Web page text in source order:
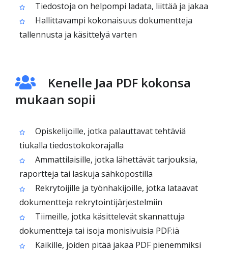
Tiedostoja on helpompi ladata, liittää ja jakaa
Hallittavampi kokonaisuus dokumentteja
tallennusta ja käsittelyä varten
Kenelle Jaa PDF kokonsa
mukaan sopii
Opiskelijoille, jotka palauttavat tehtäviä
tiukalla tiedostokokorajalla
Ammattilaisille, jotka lähettävät tarjouksia,
raportteja tai laskuja sähköpostilla
Rekrytoijille ja työnhakijoille, jotka lataavat
dokumentteja rekrytointijärjestelmiin
Tiimeille, jotka käsittelevät skannattuja
dokumentteja tai isoja monisivuisia PDF:iä
Kaikille, joiden pitää jakaa PDF pienemmiksi